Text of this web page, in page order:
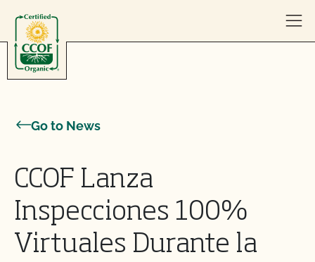
Go to News
CCOF Lanza
Inspecciones 100%
Virtuales Durante la